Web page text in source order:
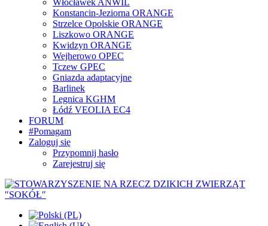
Włocławek ANWIL
Konstancin-Jeziorna ORANGE
Strzelce Opolskie ORANGE
Liszkowo ORANGE
Kwidzyn ORANGE
Wejherowo OPEC
Tczew GPEC
Gniazda adaptacyjne
Barlinek
Legnica KGHM
Łódź VEOLIA EC4
FORUM
#Pomagam
Zaloguj się
Przypomnij hasło
Zarejestruj się